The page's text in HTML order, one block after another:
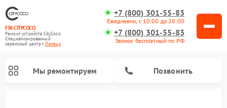
FIX-CITYCOCO
Ремонт устройств CityCoco
Специализированный
cервисный центр г.Липецк
+7 (800) 301-55-83
Ежедневно, с 10:00 до 20:00
+7 (800) 301-55-83
Звонок бесплатный по РФ
Мы ремонтируем Позвонить